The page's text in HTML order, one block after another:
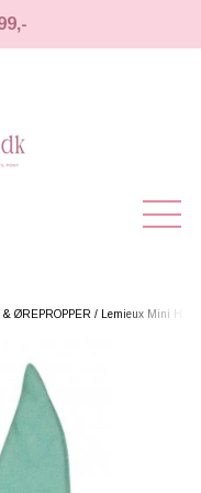
ØREPROPPER Lemieux Mini Hut